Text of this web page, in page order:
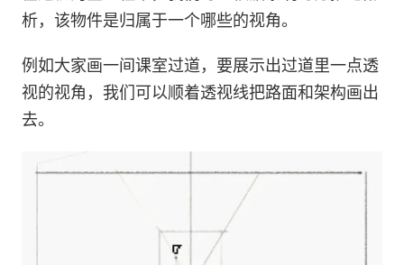
析，该物件是归属于一个哪些的视角。
例如大家画一间课室过道，要展示出过道里一点透
视的视角，我们可以顺着透视线把路面和架构画出
去。